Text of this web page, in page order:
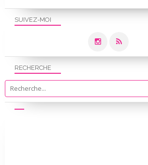
SUIVEZ-MOI
RECHERCHE